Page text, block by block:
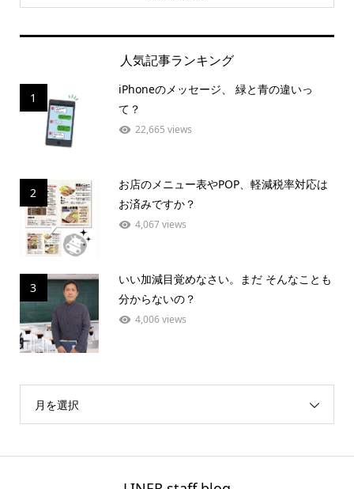
人気記事ランキング
1
iPhoneのメッセージ、 緑と青の違いっ
て？
22,665 views
2
お店のメニュー表やPOP、軽減税率対応は
お済みですか？
4,067 views
3
いい加減目覚めなさい。まだ そんなことも
分からないの？
4,006 views
月を選択